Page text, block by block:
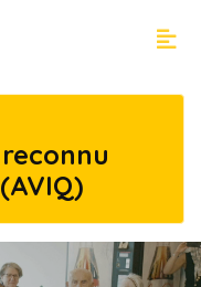
reconnu